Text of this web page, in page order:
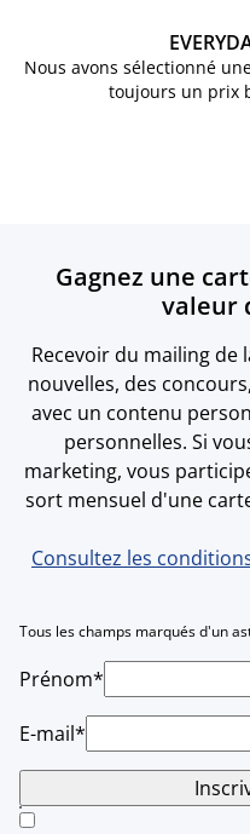
Nous avons sélectionné
toujours un prix
Gagnez une
valeur
Recevoir du mailing de
nouvelles, des
avec un contenu
personnelles. Si
marketing, vous
sort mensuel d'une
Consultez les
Tous les champs marqués d'un
Prénom*
E-mail*